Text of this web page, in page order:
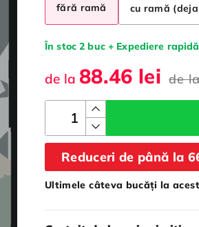
fără ramă cu ramă
În stoc 2 buc + Expediere
de la 88.46 lei de
Reduceri de până la
Ultimele câteva bucăți la